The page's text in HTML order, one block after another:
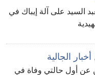
السيد على آلة إيباك في
أخبار الجالية
عن أول حالتي وفاة في